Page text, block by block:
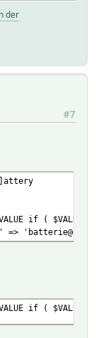
der
#7
if (
if (